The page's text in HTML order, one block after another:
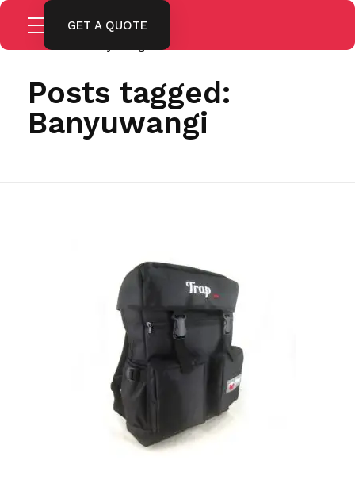
GET A QUOTE
Home
Posts tagged:
Banyuwangi